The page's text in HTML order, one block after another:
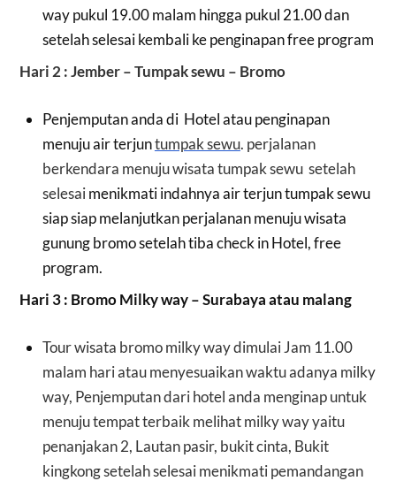
way pukul 19.00 malam hingga pukul 21.00 dan
setelah selesai kembali ke penginapan free program
Hari 2 : Jember – Tumpak sewu – Bromo
Penjemputan anda di Hotel atau penginapan
menuju air terjuntumpak sewu. perjalanan
berkendara menuju wisata tumpak sewu setelah
selesaimenikmati indahnya air terjun tumpak sewu
siap siap melanjutkan perjalanan menuju wisata
gunung bromo setelah tiba check in Hotel, free
program.
Hari 3 : Bromo Milky way – Surabaya atau malang
Tour wisata bromo milky way dimulai Jam 11.00
malam hari atau menyesuaikan waktu adanya milky
way, Penjemputan dari hotel anda menginap untuk
menuju tempat terbaik melihat milky way yaitu
penanjakan 2, Lautan pasir, bukit cinta, Bukit
kingkong setelah selesai menikmati pemandangan